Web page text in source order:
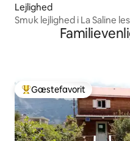
Lejlighed
Smuk lejlighed i La Saline
Bedste gæstefavorit
Gæstefavorit